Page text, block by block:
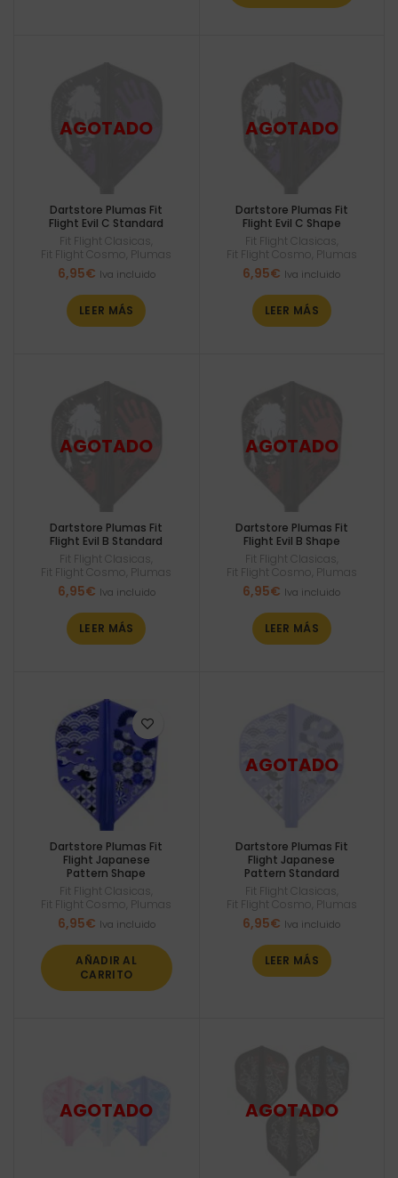
Dartstore Plumas Fit
Flight Evil C Standard
Fit Flight Clasicas
Fit Flight Cosmo Plumas
6,95€ Iva incluido
LEER MÁS
Dartstore Plumas Fit
Flight Evil C Shape
Fit Flight Clasicas
Fit Flight Cosmo Plumas
6,95€ Iva incluido
LEER MÁS
Dartstore Plumas Fit
Flight Evil B Standard
Fit Flight Clasicas
Fit Flight Cosmo Plumas
6,95€ Iva incluido
LEER MÁS
Dartstore Plumas Fit
Flight Evil B Shape
Fit Flight Clasicas
Fit Flight Cosmo Plumas
6,95€ Iva incluido
LEER MÁS
Dartstore Plumas Fit
Flight Japanese
Pattern Shape
Fit Flight Clasicas
Fit Flight Cosmo Plumas
6,95€ Iva incluido
AÑADIR AL
CARRITO
Dartstore Plumas Fit
Flight Japanese
Pattern Standard
Fit Flight Clasicas
Fit Flight Cosmo Plumas
6,95€ Iva incluido
LEER MÁS